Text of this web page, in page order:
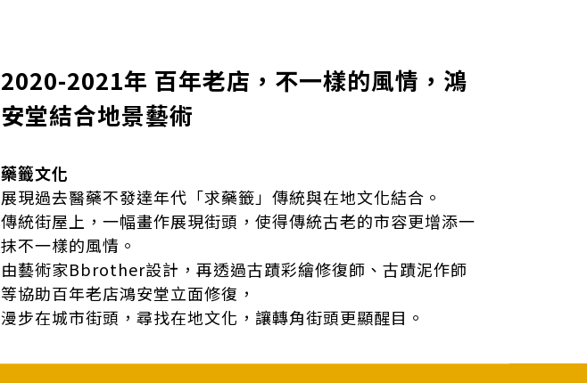
2020-2021年 百年老店，不一樣的風情，鴻
安堂結合地景藝術
藥籤文化
展現過去醫藥不發達年代「求藥籤」傳統與在地文化結合。
傳統街屋上，一幅畫作展現街頭，使得傳統古老的市容更增添一
抹不一樣的風情。
由藝術家Bbrother設計，再透過古蹟彩繪修復師、古蹟泥作師
等協助百年老店鴻安堂立面修復，
漫步在城市街頭，尋找在地文化，讓轉角街頭更顯醒目。